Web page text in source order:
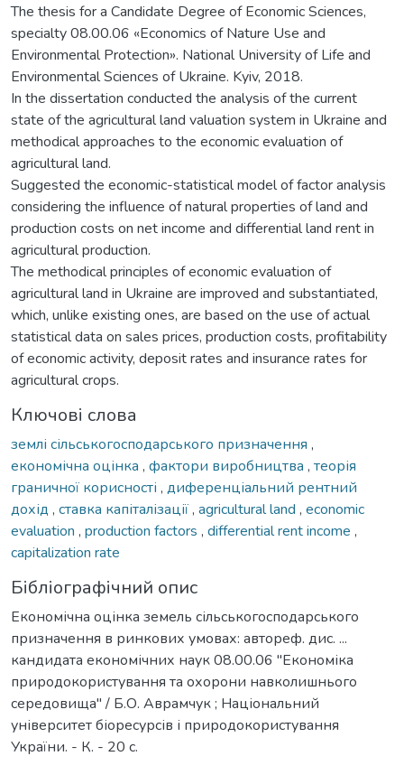
The thesis for a Candidate Degree of Economic Sciences,
specialty 08.00.06 «Economics of Nature Use and
Environmental Protection». National University of Life and
Environmental Sciences of Ukraine. Kyiv, 2018.
In the dissertation conducted the analysis of the current
state of the agricultural land valuation system in Ukraine and
methodical approaches to the economic evaluation of
agricultural land.
Suggested the economic-statistical model of factor analysis
considering the influence of natural properties of land and
production costs on net income and differential land rent in
agricultural production.
The methodical principles of economic evaluation of
agricultural land in Ukraine are improved and substantiated,
which, unlike existing ones, are based on the use of actual
statistical data on sales prices, production costs, profitability
of economic activity, deposit rates and insurance rates for
agricultural crops.
Ключові слова
землі сільськогосподарського призначення ,
економічна оцінка , фактори виробництва , теорія
граничної корисності , диференціальний рентний
дохід , ставка капіталізації, agricultural land , economic
evaluation , production factors , differential rent income ,
capitalization rate
Бібліографічний опис
Економічна оцінка земель сільськогосподарського
призначення в ринкових умовах: автореф. дис. ...
кандидата економічних наук 08.00.06 "Економіка
природокористування та охорони навколишнього
середовища" / Б.О. Аврамчук ; Національний
університет біоресурсів і природокористування
України. - К. - 20 с.